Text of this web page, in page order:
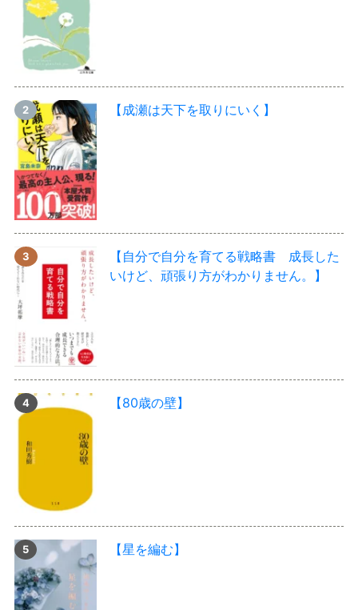
【成瀬は天下を取りにいく】
【自分で自分を育てる戦略書 成長した
いけど、頑張り方がわかりません。】
【80歳の壁】
【星を編む】